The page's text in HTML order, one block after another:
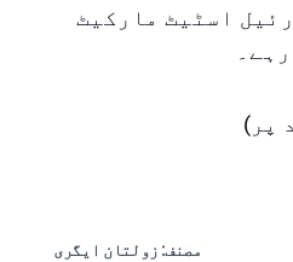
اسٹیٹ مارکیٹ
پر)
مصنف: زولتان ایگری